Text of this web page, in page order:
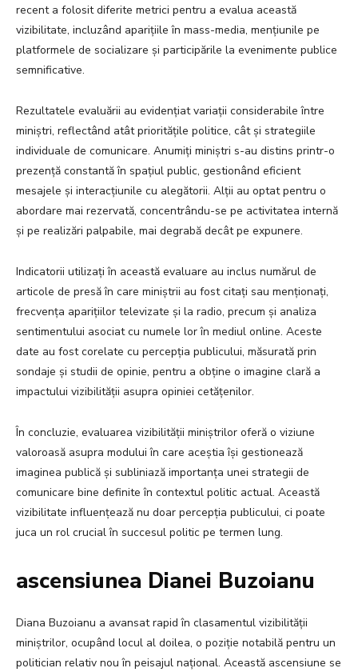
recent a folosit diferite metrici pentru a evalua această
vizibilitate, incluzând aparițiile în mass-media, mențiunile pe
platformele de socializare și participările la evenimente publice
semnificative.
Rezultatele evaluării au evidențiat variații considerabile între
miniștri, reflectând atât prioritățile politice, cât și strategiile
individuale de comunicare. Anumiți miniștri s-au distins printr-o
prezență constantă în spațiul public, gestionând eficient
mesajele și interacțiunile cu alegătorii. Alții au optat pentru o
abordare mai rezervată, concentrându-se pe activitatea internă
și pe realizări palpabile, mai degrabă decât pe expunere.
Indicatorii utilizați în această evaluare au inclus numărul de
articole de presă în care miniștrii au fost citați sau menționați,
frecvența aparițiilor televizate și la radio, precum și analiza
sentimentului asociat cu numele lor în mediul online. Aceste
date au fost corelate cu percepția publicului, măsurată prin
sondaje și studii de opinie, pentru a obține o imagine clară a
impactului vizibilității asupra opiniei cetățenilor.
În concluzie, evaluarea vizibilității miniștrilor oferă o viziune
valoroasă asupra modului în care aceștia își gestionează
imaginea publică și subliniază importanța unei strategii de
comunicare bine definite în contextul politic actual. Această
vizibilitate influențează nu doar percepția publicului, ci poate
juca un rol crucial în succesul politic pe termen lung.
ascensiunea Dianei Buzoianu
Diana Buzoianu a avansat rapid în clasamentul vizibilității
miniștrilor, ocupând locul al doilea, o poziție notabilă pentru un
politician relativ nou în peisajul național. Această ascensiune se